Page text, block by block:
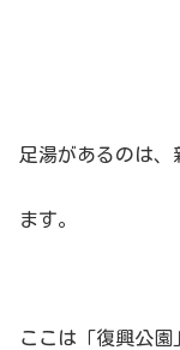
足湯があるのは、
ます。
ここは「復興公